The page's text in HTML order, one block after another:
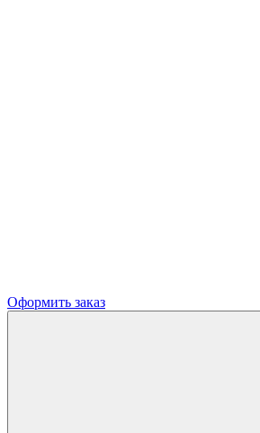
Оформить заказ